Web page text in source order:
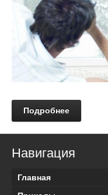
Подробнее
Навигация
Главная